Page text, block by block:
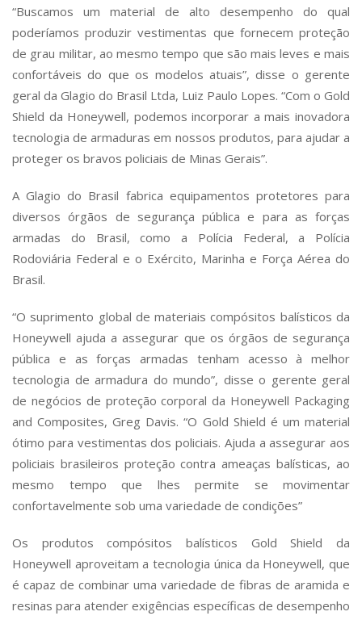
“Buscamos um material de alto desempenho do qual
poderíamos produzir vestimentas que fornecem proteção
de grau militar, ao mesmo tempo que são mais leves e mais
confortáveis do que os modelos atuais”, disse o gerente
geral da Glagio do Brasil Ltda, Luiz Paulo Lopes. “Com o Gold
Shield da Honeywell, podemos incorporar a mais inovadora
tecnologia de armaduras em nossos produtos, para ajudar a
proteger os bravos policiais de Minas Gerais”.
A Glagio do Brasil fabrica equipamentos protetores para
diversos órgãos de segurança pública e para as forças
armadas do Brasil, como a Polícia Federal, a Polícia
Rodoviária Federal e o Exército, Marinha e Força Aérea do
Brasil.
“O suprimento global de materiais compósitos balísticos da
Honeywell ajuda a assegurar que os órgãos de segurança
pública e as forças armadas tenham acesso à melhor
tecnologia de armadura do mundo”, disse o gerente geral
de negócios de proteção corporal da Honeywell Packaging
and Composites,Greg Davis. “O Gold Shield é um material
ótimo para vestimentas dos policiais. Ajuda a assegurar aos
policiais brasileiros proteção contra ameaças balísticas, ao
mesmo tempo que lhes permite se movimentar
confortavelmente sob uma variedade de condições”
Os produtos compósitos balísticos Gold Shield da
Honeywell aproveitam a tecnologia única da Honeywell, que
é capaz de combinar uma variedade de fibras de aramida e
resinas para atender exigências específicas de desempenho